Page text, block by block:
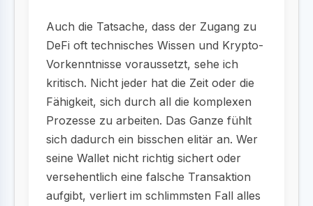
Auch die Tatsache, dass der Zugang zu
DeFi oft technisches Wissen und Krypto-
Vorkenntnisse voraussetzt, sehe ich
kritisch. Nicht jeder hat die Zeit oder die
Fähigkeit, sich durch all die komplexen
Prozesse zu arbeiten. Das Ganze fühlt
sich dadurch ein bisschen elitär an. Wer
seine Wallet nicht richtig sichert oder
versehentlich eine falsche Transaktion
aufgibt, verliert im schlimmsten Fall alles